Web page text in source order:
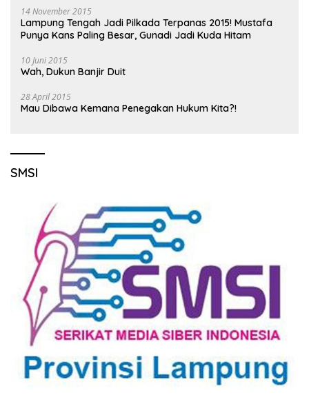
14 November 2015
Lampung Tengah Jadi Pilkada Terpanas 2015! Mustafa
Punya Kans Paling Besar, Gunadi Jadi Kuda Hitam
10 Juni 2015
Wah, Dukun Banjir Duit
28 April 2015
Mau Dibawa Kemana Penegakan Hukum Kita?!
SMSI